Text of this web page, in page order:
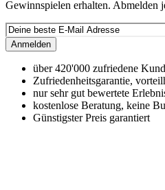
Gewinnspielen erhalten. Abmelden
Anmelden
über 420'000 zufriedene
Zufriedenheitsgarantie,
nur sehr gut bewertete
kostenlose Beratung, keine
Günstigster Preis garantiert